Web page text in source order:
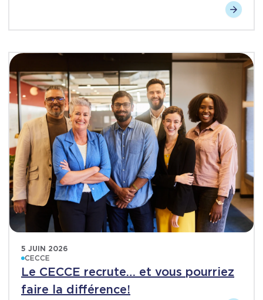
5 JUIN 2026
CECCE
Le CECCE recrute… et vous pourriez
faire la différence!